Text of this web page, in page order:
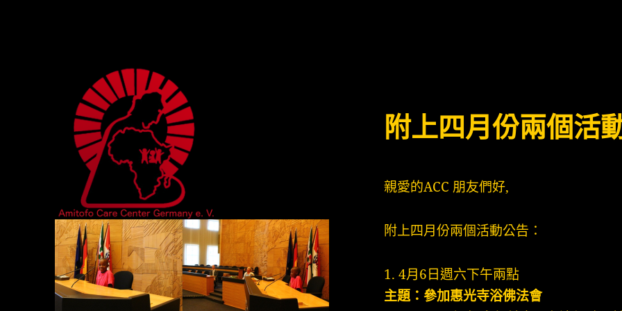
附上四月份兩個活
親愛的ACC 朋友們好,
附上四月份兩個活動公告：
1. 4月6日週六下午兩點
主題：參加惠光寺浴佛法會